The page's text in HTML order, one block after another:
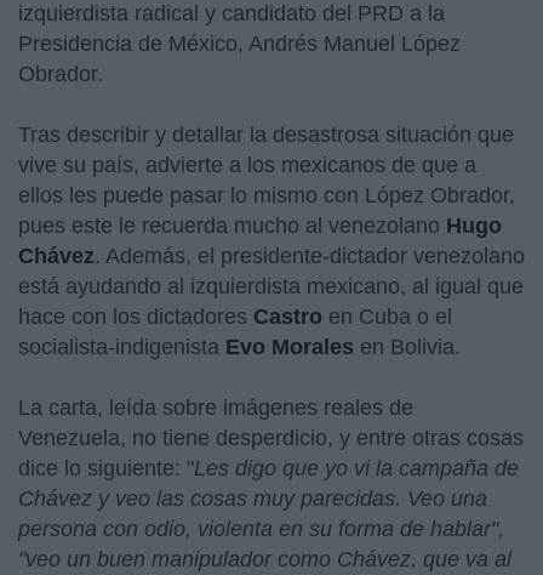
izquierdista radical y candidato del PRD a la
Presidencia de México, Andrés Manuel López
Obrador.
Tras describir y detallar la desastrosa situación que
vive su país, advierte a los mexicanos de que a
ellos les puede pasar lo mismo con López Obrador,
pues este le recuerda mucho al venezolano Hugo
Chávez. Además, el presidente-dictador venezolano
está ayudando al izquierdista mexicano, al igual que
hace con los dictadores Castro en Cuba o el
socialista-indigenista Evo Morales en Bolivia.
La carta, leída sobre imágenes reales de
Venezuela, no tiene desperdicio, y entre otras cosas
dice lo siguiente: "Les digo que yo vi la campaña de
Chávez y veo las cosas muy parecidas. Veo una
persona con odio, violenta en su forma de hablar",
"veo un buen manipulador como Chávez, que va al